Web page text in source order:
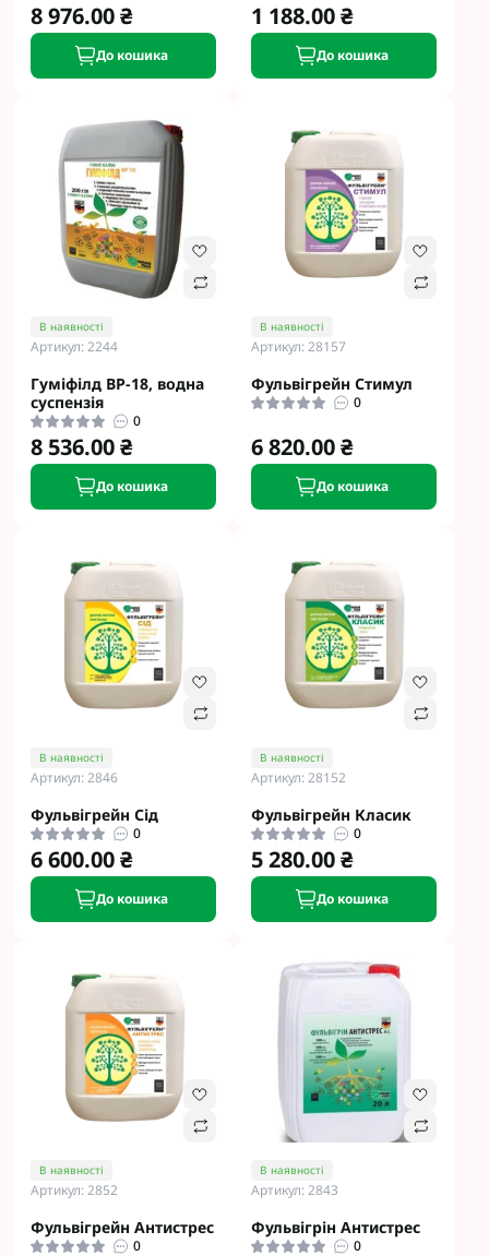
8 976.00 ₴
До кошика
1 188.00 ₴
До кошика
В наявності
Артикул: 2244
Гуміфілд ВР-18, водна
суспензія
0
8 536.00 ₴
До кошика
В наявності
Артикул: 28157
Фульвігрейн Стимул
0
6 820.00 ₴
До кошика
В наявності
Артикул: 2846
Фульвігрейн Сід
0
6 600.00 ₴
До кошика
В наявності
Артикул: 28152
Фульвігрейн Класик
0
5 280.00 ₴
До кошика
В наявності
Артикул: 2852
Фульвігрейн Антистрес
0
В наявності
Артикул: 2843
Фульвігрін Антистрес
0